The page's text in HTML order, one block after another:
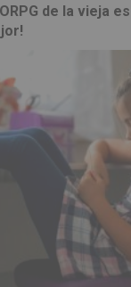
de la vieja